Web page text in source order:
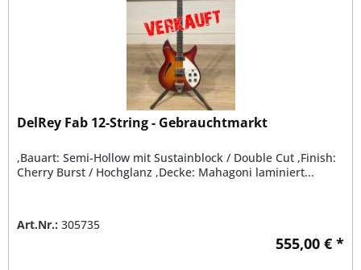
DelRey Fab 12-String - Gebrauchtmarkt
,Bauart: Semi-Hollow mit Sustainblock / Double Cut ,Finish:
Cherry Burst / Hochglanz ,Decke: Mahagoni laminiert...
Art.Nr.: 305735
555,00 € *